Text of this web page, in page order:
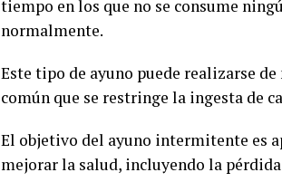
tiempo en los que no se consume
normalmente.
Este tipo de ayuno puede realizarse
común que se restringe la ingesta de
El objetivo del ayuno intermitente es
mejorar la salud, incluyendo la